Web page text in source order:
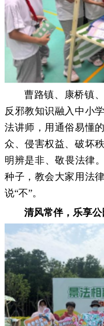
曹路镇、康桥镇
反邪教知识融入中小
法讲师，用通俗易懂
众、侵害权益、破坏
明辨是非、敬畏法律
种子，教会大家用法
说“不”。
清风常伴，乐享公